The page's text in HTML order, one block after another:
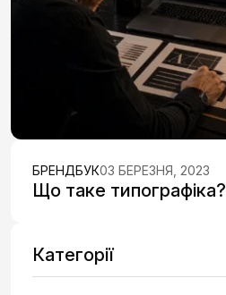
БРЕНДБУК03 БЕРЕЗНЯ, 2023
Що таке типографіка?
Категорії